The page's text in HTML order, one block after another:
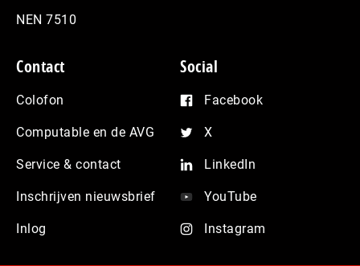
NEN 7510
Contact
Colofon
Computable en de AVG
Service & contact
Inschrijven nieuwsbrief
Inlog
Social
Facebook
X
LinkedIn
YouTube
Instagram